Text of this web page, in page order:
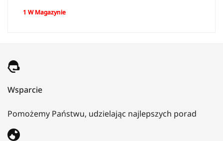
€2.200,00.
1 W Magazynie
Wsparcie
Pomożemy Państwu, udzielając najlepszych porad